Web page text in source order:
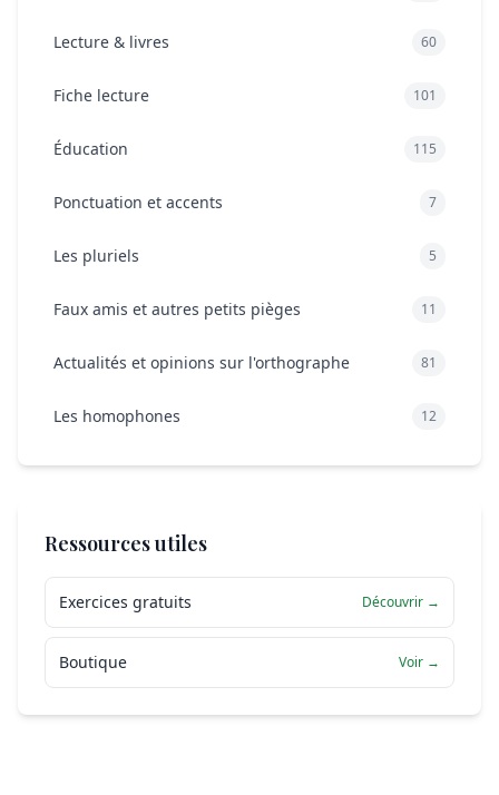
Lecture & livres 60
Fiche lecture 101
Éducation 115
Ponctuation et accents 7
Les pluriels 5
Faux amis et autres petits pièges 11
Actualités et opinions sur l'orthographe 81
Les homophones 12
Ressources utiles
Exercices gratuits Découvrir →
Boutique Voir →